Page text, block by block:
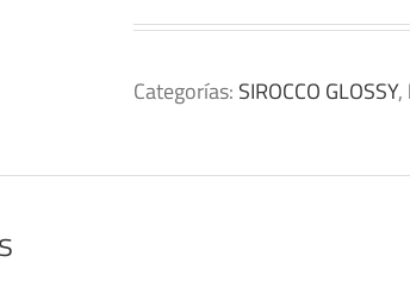
Categorías: SIROCCO GLOSSY,